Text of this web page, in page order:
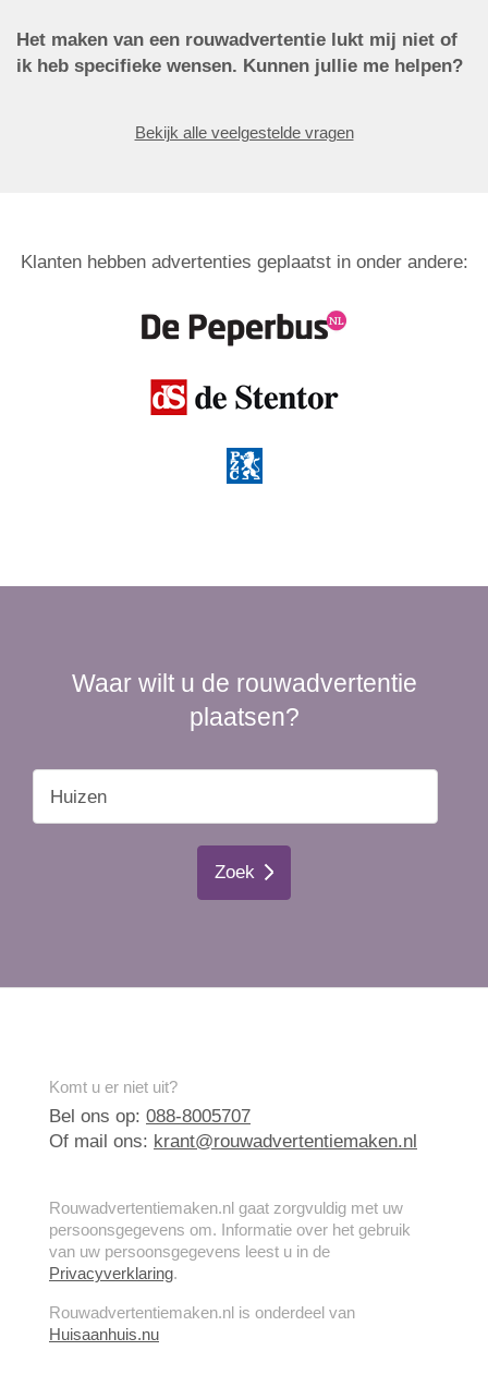
Het maken van een rouwadvertentie lukt mij niet of
ik heb specifieke wensen. Kunnen jullie me helpen?
Bekijk alle veelgestelde vragen
Klanten hebben advertenties geplaatst in onder andere:
Waar wilt u de rouwadvertentie
plaatsen?
Zoek
Komt u er niet uit?
Bel ons op: 088-8005707
Of mail ons: krant@rouwadvertentiemaken.nl
Rouwadvertentiemaken.nl gaat zorgvuldig met uw
persoonsgegevens om. Informatie over het gebruik
van uw persoonsgegevens leest u in de
Privacyverklaring.
Rouwadvertentiemaken.nl is onderdeel van
Huisaanhuis.nu